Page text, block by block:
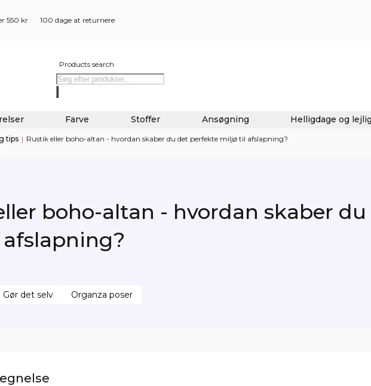
550 kr 100 dage at returnere
Products search
Farve Stoffer Ansøgning Helligdage og
tips | Rustik eller boho-altan - hvordan skaber du det perfekte miljø til afslapning?
boho-altan - hvordan skaber
Gør det selv Organza poser